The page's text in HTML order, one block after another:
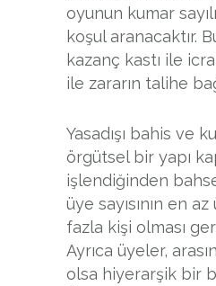
oyunun kumar
koşul aranacaktır.
kazanç kastı ile
ile zararın talihe
Yasadışı bahis ve
örgütsel bir yapı
işlendiğinden
üye sayısının en
fazla kişi olması
Ayrıca üyeler,
olsa hiyerarşik bir